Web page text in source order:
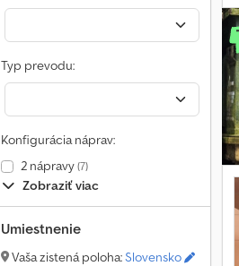
Typ prevodu:
Konfigurácia náprav:
2 nápravy(7)
Zobraziť viac
Umiestnenie
Vaša zistená poloha:Slovensko